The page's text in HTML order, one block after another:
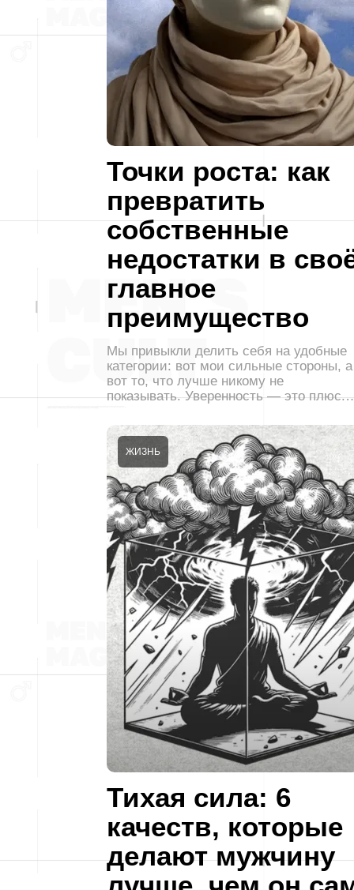
Точки роста: как
превратить
собственные
недостатки в
главное
преимущество
Мы привыкли делить себя на удобные
категории: вот мои сильные стороны, а
вот то, что лучше никому не
показывать. Уверенность — это
Тихая сила: 6
качеств, которые
делают мужчину
ЖИЗНЬ